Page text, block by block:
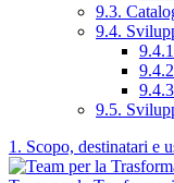
9.3.
9.4.
9.5.
1. Scopo, destinatari e